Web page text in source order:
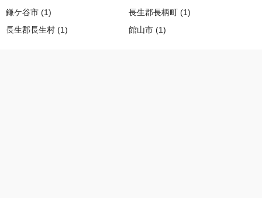
鎌ケ谷市 (1) 長生郡長柄町 (1)
長生郡長生村 (1) 館山市 (1)